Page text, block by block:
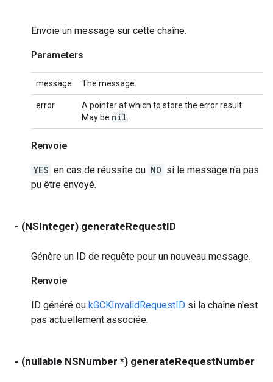
Envoie un message sur cette chaîne.
Parameters
message The message.
error
A pointer at which to store the error result.
May be nil
Renvoie
YES en cas de réussite ou NO si le message n'a pas
pu être envoyé.
- (NSInteger) generateRequestID
Génère un ID de requête pour un nouveau message.
Renvoie
ID généré ou kGCKInvalidRequestID si la chaîne n'est
pas actuellement associée.
- (nullable NSNumber *) generateRequestNumber